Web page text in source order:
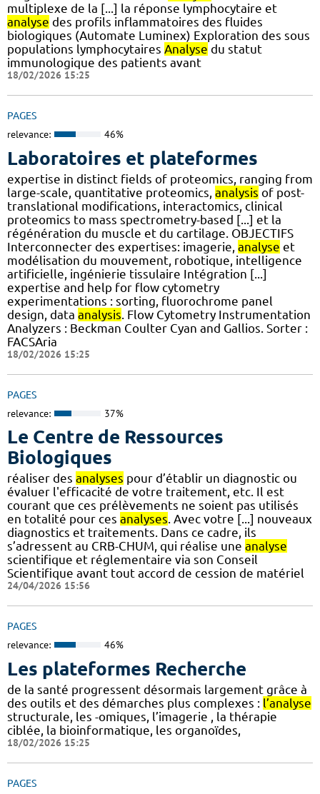
multiplexe de la [...] la réponse lymphocytaire et
analyse des profils inflammatoires des fluides
biologiques (Automate Luminex) Exploration des sous
populations lymphocytaires Analyse du statut
immunologique des patients avant
18/02/2026 15:25
PAGES
relevance: 46%
Laboratoires et plateformes
expertise in distinct fields of proteomics, ranging from
large-scale, quantitative proteomics, analysis of post-
translational modifications, interactomics, clinical
proteomics to mass spectrometry-based [...] et la
régénération du muscle et du cartilage. OBJECTIFS
Interconnecter des expertises: imagerie, analyse et
modélisation du mouvement, robotique, intelligence
artificielle, ingénierie tissulaire Intégration [...]
expertise and help for flow cytometry
experimentations : sorting, fluorochrome panel
design, data analysis . Flow Cytometry Instrumentation
Analyzers : Beckman Coulter Cyan and Gallios. Sorter :
FACSAria
18/02/2026 15:25
PAGES
relevance: 37%
Le Centre de Ressources
Biologiques
réaliser des analyses pour d’établir un diagnostic ou
évaluer l'efficacité de votre traitement, etc. Il est
courant que ces prélèvements ne soient pas utilisés
en totalité pour ces analyses. Avec votre [...] nouveaux
diagnostics et traitements. Dans ce cadre, ils
s’adressent au CRB-CHUM, qui réalise une analyse
scientifique et réglementaire via son Conseil
Scientifique avant tout accord de cession de matériel
24/04/2026 15:56
PAGES
relevance: 46%
Les plateformes Recherche
de la santé progressent désormais largement grâce à
des outils et des démarches plus complexes : l’analyse
structurale, les -omiques, l’imagerie , la thérapie
ciblée, la bioinformatique, les organoïdes,
18/02/2026 15:25
PAGES